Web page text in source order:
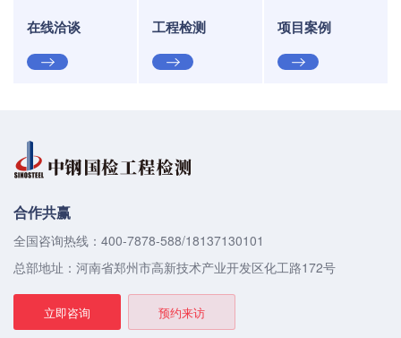
在线洽谈 工程检测 项目案例
合作共赢
全国咨询热线：400-7878-588/18137130101
总部地址：河南省郑州市高新技术产业开发区化工路172号
立即咨询 预约来访